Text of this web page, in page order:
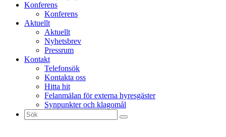
Konferens
Konferens
Aktuellt
Aktuellt
Nyhetsbrev
Pressrum
Kontakt
Telefonsök
Kontakta oss
Hitta hit
Felanmälan för externa hyresgäster
Synpunkter och klagomål
Sök
efter: